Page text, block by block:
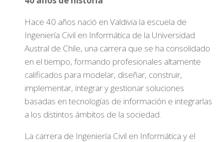
Hace 40 años nació en Valdivia la escuela de
Ingeniería Civil en Informática de la Universidad
Austral de Chile, una carrera que se ha consolidado
en el tiempo, formando profesionales altamente
calificados para modelar, diseñar, construir,
implementar, integrar y gestionar soluciones
basadas en tecnologías de información e integrarlas
a los distintos ámbitos de la sociedad.
La carrera de Ingeniería Civil en Informática y el